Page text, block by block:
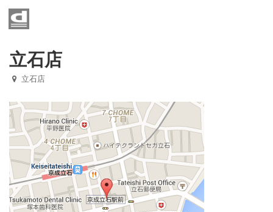
Home
メニュー
店舗一覧
お知らせ
京成八幡店
光ヶ丘店
立石店
立石店